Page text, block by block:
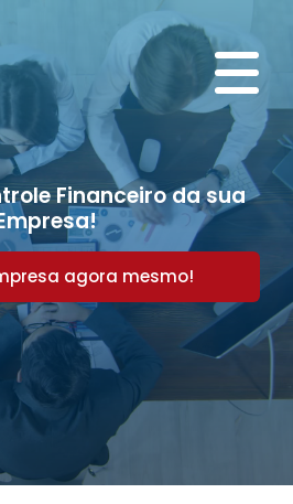
Financeiro da sua
agora mesmo!